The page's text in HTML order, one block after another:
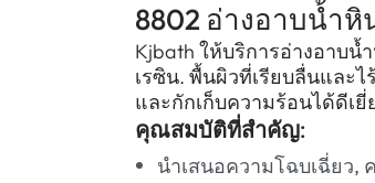
8802 อ่างอาบน้ำหิ
Kjbath ให้บริการอ่างอาบ
เรซิน. พื้นผิวที่เรียบลื่นและ
และกักเก็บความร้อนได้ดีเยี่
คุณสมบัติที่สำคัญ:
นำเสนอความโฉบเฉี่ยว,